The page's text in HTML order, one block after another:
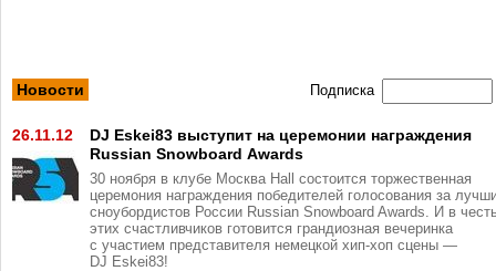
Новости Подписка
26.11.12
DJ Eskei83 выступит на церемонии награждения
Russian Snowboard Awards
30 ноября в клубе Москва Hall состоится торжественная
церемония награждения победителей голосования за
сноубордистов России Russian Snowboard Awards. И в
этих счастливчиков готовится грандиозная вечеринка
с участием представителя немецкой хип-хоп сцены —
DJ Eskei83!